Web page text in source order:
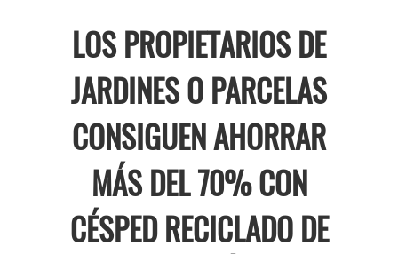
LOS PROPIETARIOS DE
JARDINES O PARCELAS
CONSIGUEN AHORRAR
MÁS DEL 70% CON
CÉSPED RECICLADO DE